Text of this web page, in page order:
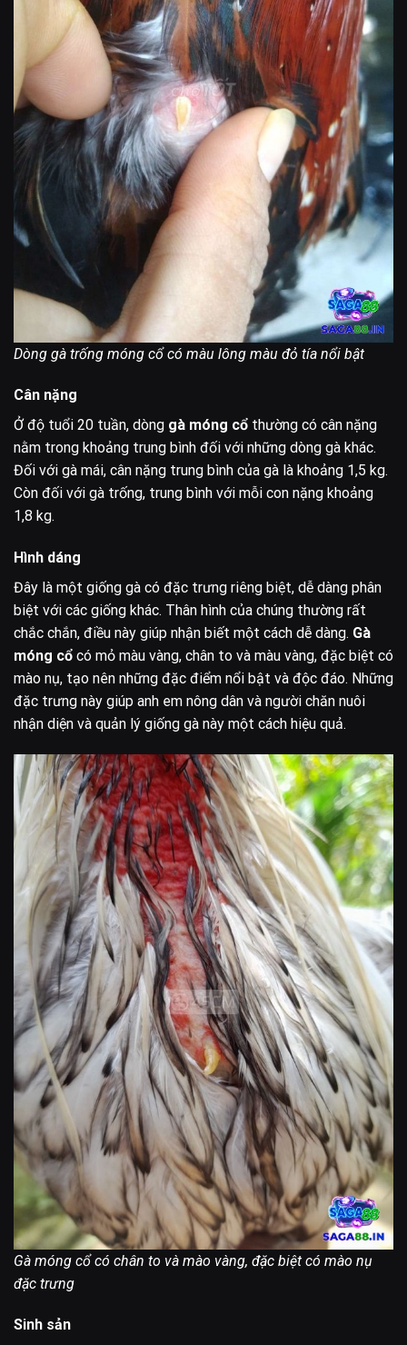
Dòng gà trống móng cổ có màu lông màu đỏ tía nổi bật
Cân nặng
Ở độ tuổi 20 tuần, dòng gà móng cổ thường có cân nặng
nằm trong khoảng trung bình đối với những dòng gà khác.
Đối với gà mái, cân nặng trung bình của gà là khoảng 1,5 kg.
Còn đối với gà trống, trung bình với mỗi con nặng khoảng
1,8 kg.
Hình dáng
Đây là một giống gà có đặc trưng riêng biệt, dễ dàng phân
biệt với các giống khác. Thân hình của chúng thường rất
chắc chắn, điều này giúp nhận biết một cách dễ dàng. Gà
móng cổ có mỏ màu vàng, chân to và màu vàng, đặc biệt có
mào nụ, tạo nên những đặc điểm nổi bật và độc đáo. Những
đặc trưng này giúp anh em nông dân và người chăn nuôi
nhận diện và quản lý giống gà này một cách hiệu quả.
Gà móng cổ có chân to và mào vàng, đặc biệt có mào nụ
đặc trưng
Sinh sản